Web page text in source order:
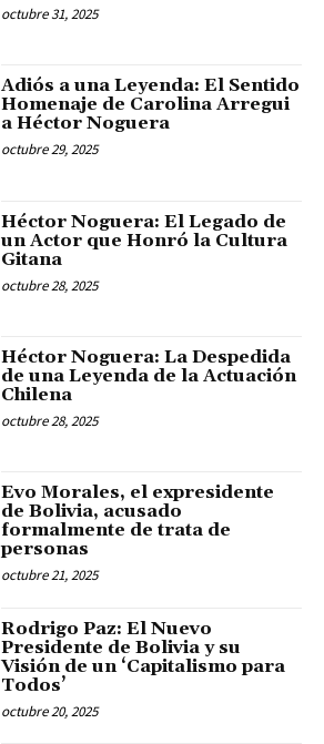
octubre 31, 2025
Adiós a una Leyenda: El Sentido
Homenaje de Carolina Arregui
a Héctor Noguera
octubre 29, 2025
Héctor Noguera: El Legado de
un Actor que Honró la Cultura
Gitana
octubre 28, 2025
Héctor Noguera: La Despedida
de una Leyenda de la Actuación
Chilena
octubre 28, 2025
Evo Morales, el expresidente
de Bolivia, acusado
formalmente de trata de
personas
octubre 21, 2025
Rodrigo Paz: El Nuevo
Presidente de Bolivia y su
Visión de un ‘Capitalismo para
Todos’
octubre 20, 2025